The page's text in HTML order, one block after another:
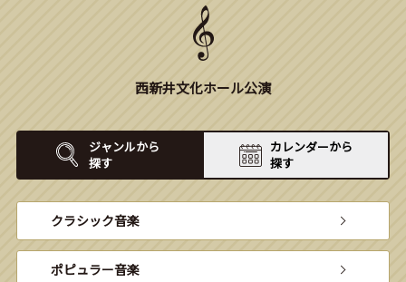
西新井文化ホール公演
ジャンルから
探す
カレンダーから
探す
クラシック音楽
ポピュラー音楽